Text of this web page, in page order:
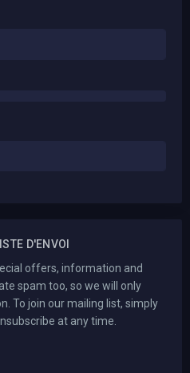
D'ENVOI
offers, information and
spam too, so we will only
To join our mailing list, simply
at any time.